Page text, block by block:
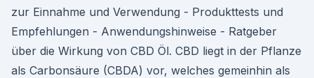
zur Einnahme und Verwendung - Produkttests und
Empfehlungen - Anwendungshinweise - Ratgeber
über die Wirkung von CBD Öl. CBD liegt in der Pflanze
als Carbonsäure (CBDA) vor, welches gemeinhin als